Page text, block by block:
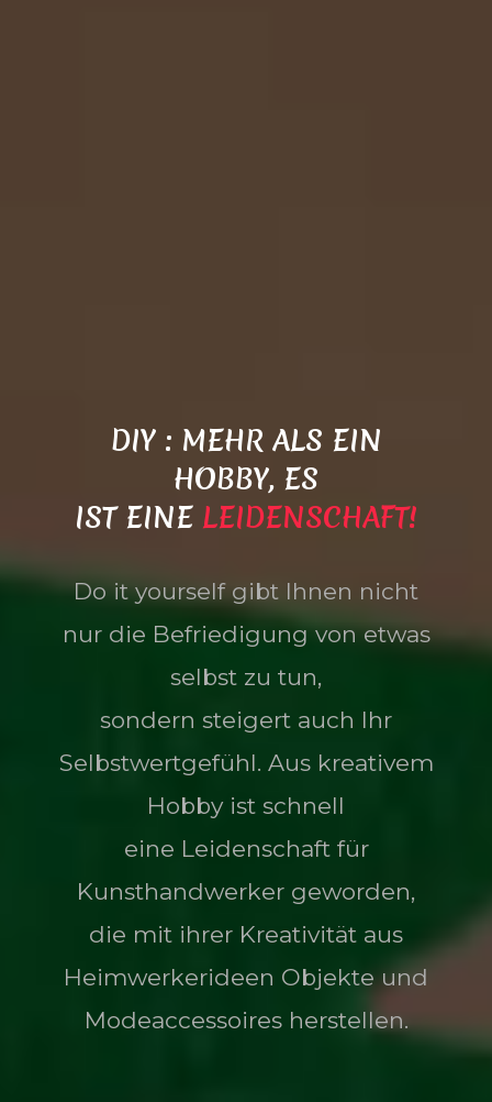
DIY : MEHR ALS EIN
HOBBY, ES
IST EINE LEIDENSCHAFT!
Do it yourself gibt Ihnen nicht
nur die Befriedigung von etwas
selbst zu tun,
sondern steigert auch Ihr
Selbstwertgefühl. Aus kreativem
Hobby ist schnell
eine Leidenschaft für
Kunsthandwerker geworden,
die mit ihrer Kreativität aus
Heimwerkerideen Objekte und
Modeaccessoires herstellen.